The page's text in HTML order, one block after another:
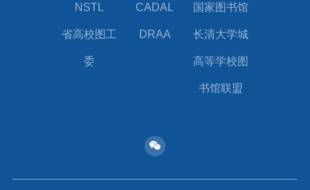
NSTL CADAL 国家图书馆
省高校图工
委
DRAA 长清大学城
高等学校图
书馆联盟